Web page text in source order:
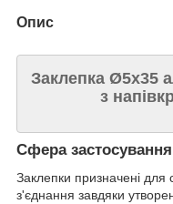
Опис
Заклепка Ø5х35
з
Сфера застосування
Заклепки призначені для
з'єднання завдяки